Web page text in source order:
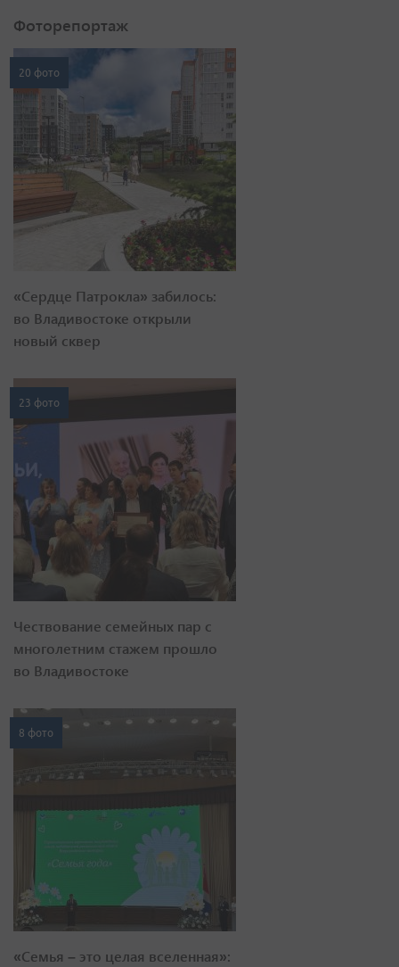
Фоторепортаж
20 фото
«Сердце Патрокла» забилось:
во Владивостоке открыли
новый сквер
23 фото
Чествование семейных пар с
многолетним стажем прошло
во Владивостоке
8 фото
«Семья – это целая вселенная»: